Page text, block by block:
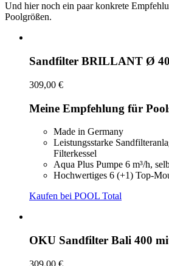
Und hier noch ein paar konkrete
Poolgrößen.
Sandfilter BRILLANT Ø
309,00 €
Meine Empfehlung für
Made in Germany
Leistungsstarke
Filterkessel
Aqua Plus Pumpe 6 m³/h,
Hochwertiges 6 (+1) Top-
Kaufen bei POOL Total
OKU Sandfilter Bali 400
309,00 €